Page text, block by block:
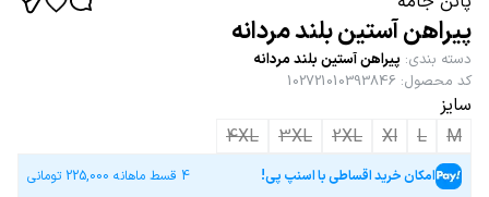
پیراهن آستین بلند مردانه
دسته بندی: پیراهن آستین بلند مردانه
کد محصول:
102721010393846
سایز
M
L
Xl
2XL
3XL
4XL
امکان خرید اقساطی با اسنپ پی! 4 قسط ماهانه 225,000 تومانی